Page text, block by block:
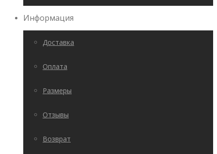
Информация
Доставка
Оплата
Размеры
Отзывы
Возврат